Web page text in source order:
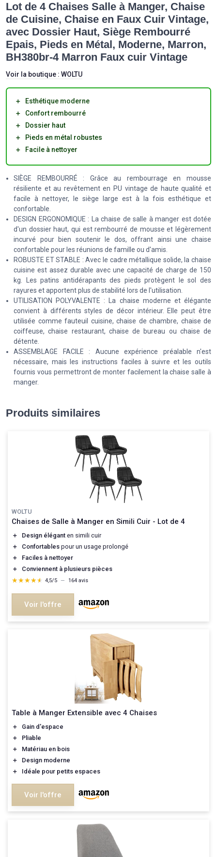
Lot de 4 Chaises Salle à Manger, Chaise
de Cuisine, Chaise en Faux Cuir Vintage,
avec Dossier Haut, Siège Rembourré
Epais, Pieds en Métal, Moderne, Marron,
BH380br-4 Marron Faux cuir Vintage
Voir la boutique : WOLTU
＋
Esthétique moderne
＋
Confort rembourré
＋
Dossier haut
＋
Pieds en métal robustes
＋
Facile à nettoyer
SIÈGE REMBOURRÉ : Grâce au rembourrage en mousse
résiliente et au revêtement en PU vintage de haute qualité et
facile à nettoyer, le siège large est à la fois esthétique et
confortable.
DESIGN ERGONOMIQUE : La chaise de salle à manger est dotée
d'un dossier haut, qui est rembourré de mousse et légèrement
incurvé pour bien soutenir le dos, offrant ainsi une chaise
confortable pour les réunions de famille ou d'amis.
ROBUSTE ET STABLE : Avec le cadre métallique solide, la chaise
cuisine est assez durable avec une capacité de charge de 150
kg. Les patins antidérapants des pieds protègent le sol des
rayures et apportent plus de stabilité lors de l'utilisation.
UTILISATION POLYVALENTE : La chaise moderne et élégante
convient à différents styles de décor intérieur. Elle peut être
utilisée comme fauteuil cuisine, chaise de chambre, chaise de
coiffeuse, chaise restaurant, chaise de bureau ou chaise de
détente.
ASSEMBLAGE FACILE : Aucune expérience préalable n'est
nécessaire, mais les instructions faciles à suivre et les outils
fournis vous permettront de monter facilement la chaise salle à
manger.
Produits similaires
WOLTU
Chaises de Salle à Manger en Simili Cuir - Lot de 4
＋ Design élégant en simili cuir
＋
Confortables pour un usage prolongé
＋
Faciles à nettoyer
＋
Conviennent à plusieurs pièces
★★★★★
★★★★★ 4,5/5 — 164 avis
Voir l'offre
Table à Manger Extensible avec 4 Chaises
＋
Gain d'espace
＋
Pliable
＋
Matériau en bois
＋
Design moderne
＋
Idéale pour petits espaces
Voir l'offre